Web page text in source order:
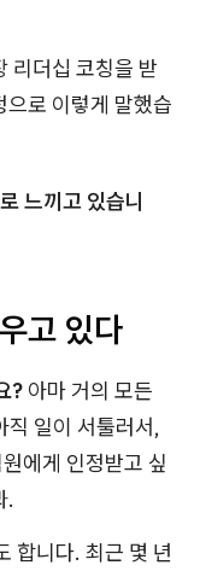
리더십 코칭을 받
로 이렇게 말했습
느끼고 있습니
고 있다
? 아마 거의 모든
직 일이 서툴러서,
에게 인정받고 싶
.
합니다. 최근 몇 년